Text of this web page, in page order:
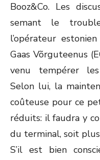
Booz&Co. Les
semant le
l’opérateur
Gaas Võrguteenus
venu tempérer les
Selon lui, la
coûteuse pour ce
réduits: il faudra y
du terminal, soit
S’il est bien